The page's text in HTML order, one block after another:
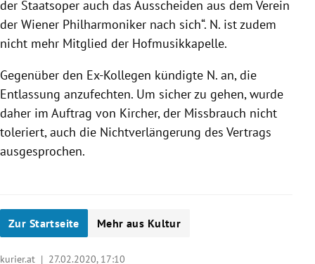
der Staatsoper auch das Ausscheiden aus dem Verein
der Wiener Philharmoniker nach sich“. N. ist zudem
nicht mehr Mitglied der Hofmusikkapelle.
Gegenüber den Ex-Kollegen kündigte N. an, die
Entlassung anzufechten. Um sicher zu gehen, wurde
daher im Auftrag von Kircher, der Missbrauch nicht
toleriert, auch die Nichtverlängerung des Vertrags
ausgesprochen.
Zur Startseite Mehr aus Kultur
kurier.at | 27.02.2020, 17:10